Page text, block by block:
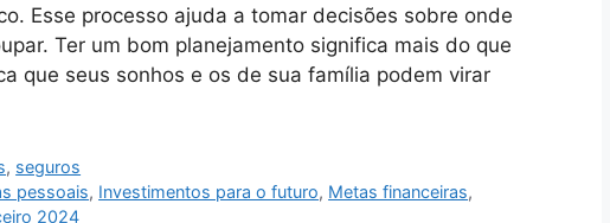
Esse processo ajuda a tomar decisões sobre onde
Ter um bom planejamento significa mais do que
que seus sonhos e os de sua família podem virar
, seguros
pessoais, Investimentos para o futuro, Metas financeiras,
2024